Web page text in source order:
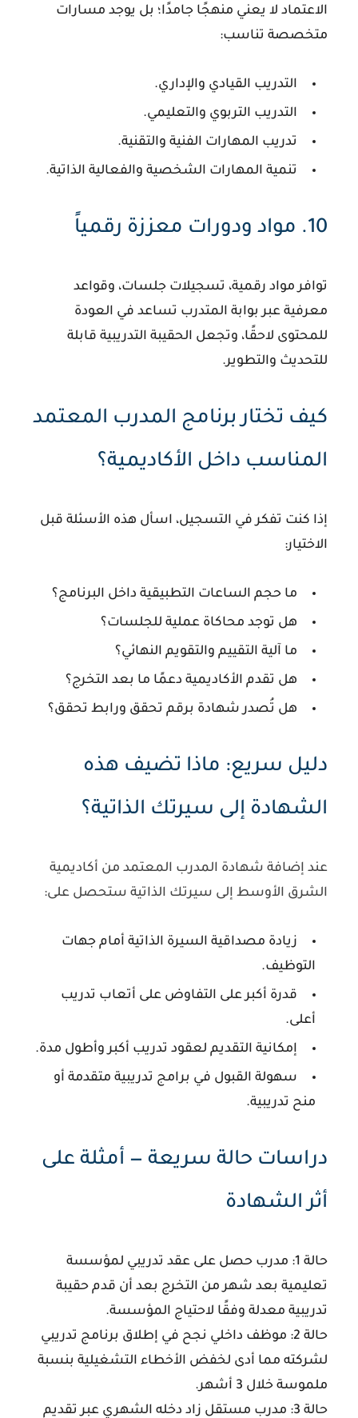
الاعتماد لا يعني منهجًا جامدًا؛ بل يوجد مسارات
متخصصة تناسب:
التدريب القيادي والإداري.
التدريب التربوي والتعليمي.
تدريب المهارات الفنية والتقنية.
تنمية المهارات الشخصية والفعالية الذاتية.
10. مواد ودورات معززة رقمياً
توافر مواد رقمية، تسجيلات جلسات، وقواعد
معرفية عبر بوابة المتدرب تساعد في العودة
للمحتوى لاحقًا، وتجعل الحقيبة التدريبية قابلة
للتحديث والتطوير.
كيف تختار برنامج المدرب المعتمد
المناسب داخل الأكاديمية؟
إذا كنت تفكر في التسجيل، اسأل هذه الأسئلة قبل
الاختيار:
ما حجم الساعات التطبيقية داخل البرنامج؟
هل توجد محاكاة عملية للجلسات؟
ما آلية التقييم والتقويم النهائي؟
هل تقدم الأكاديمية دعمًا ما بعد التخرج؟
هل تُصدر شهادة برقم تحقق ورابط تحقق؟
دليل سريع: ماذا تضيف هذه
الشهادة إلى سيرتك الذاتية؟
عند إضافة شهادة المدرب المعتمد من أكاديمية
الشرق الأوسط إلى سيرتك الذاتية ستحصل على:
زيادة مصداقية السيرة الذاتية أمام جهات
التوظيف.
قدرة أكبر على التفاوض على أتعاب تدريب
أعلى.
إمكانية التقديم لعقود تدريب أكبر وأطول مدة.
سهولة القبول في برامج تدريبية متقدمة أو
منح تدريبية.
دراسات حالة سريعة — أمثلة على
أثر الشهادة
حالة 1:
مدرب حصل على عقد تدريبي لمؤسسة
تعليمية بعد شهر من التخرج بعد أن قدم حقيبة
تدريبية معدلة وفقًا لاحتياج المؤسسة.
حالة 2:
موظف داخلي نجح في إطلاق برنامج تدريبي
لشركته مما أدى لخفض الأخطاء التشغيلية بنسبة
ملموسة خلال 3 أشهر.
حالة 3:
مدرب مستقل زاد دخله الشهري عبر تقديم